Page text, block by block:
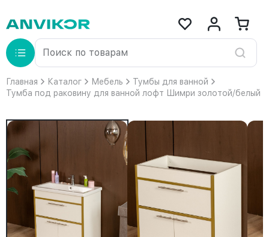
Главная Каталог Мебель
Тумбы для ванной
Тумба под раковину для ванной лофт Шимри золотой/белый